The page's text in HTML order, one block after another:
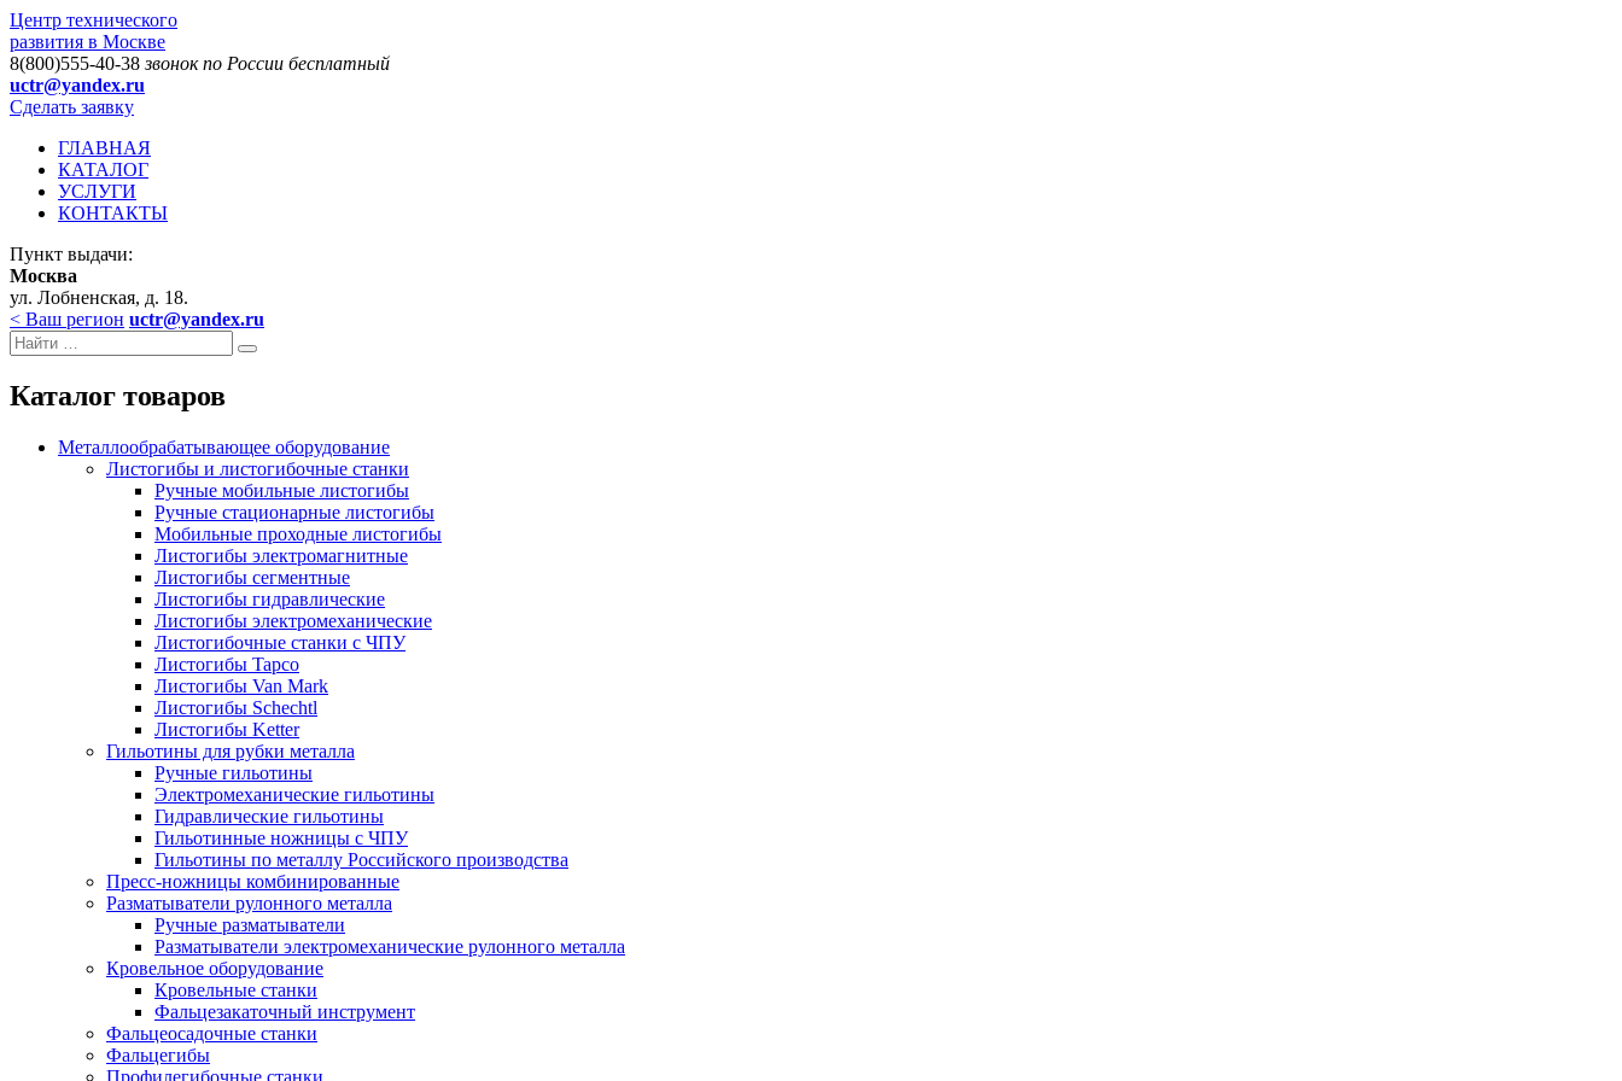
Центр технического
развития в Москве
8(800)555-40-38звонок по России бесплатный
uctr@yandex.ru
Сделать заявку
ГЛАВНАЯ
КАТАЛОГ
УСЛУГИ
КОНТАКТЫ
Пункт выдачи:
Москва
ул. Лобненская, д. 18.
< Ваш регион uctr@yandex.ru
Каталог товаров
Металлообрабатывающее оборудование
Листогибы и листогибочные станки
Ручные мобильные листогибы
Ручные стационарные листогибы
Мобильные проходные листогибы
Листогибы электромагнитные
Листогибы сегментные
Листогибы гидравлические
Листогибы электромеханические
Листогибочные станки с ЧПУ
Листогибы Tapco
Листогибы Van Mark
Листогибы Schechtl
Листогибы Ketter
Гильотины для рубки металла
Ручные гильотины
Электромеханические гильотины
Гидравлические гильотины
Гильотинные ножницы с ЧПУ
Гильотины по металлу Российского производства
Пресс-ножницы комбинированные
Разматыватели рулонного металла
Ручные разматыватели
Разматыватели электромеханические рулонного металла
Кровельное оборудование
Кровельные станки
Фальцезакаточный инструмент
Фальцеосадочные станки
Фальцегибы
Профилегибочные станки